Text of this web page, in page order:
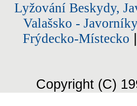
Lyžování Beskydy,
Valašsko -
Frýdecko-Místecko
Copyright (C)